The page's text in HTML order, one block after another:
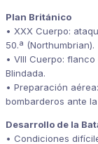
Plan Británico
• XXX Cuerpo:
50.ª (Northumbrian).
• VIII Cuerpo: flanco
Blindada.
• Preparación aérea:
bombarderos ante
Desarrollo de la
• Condiciones